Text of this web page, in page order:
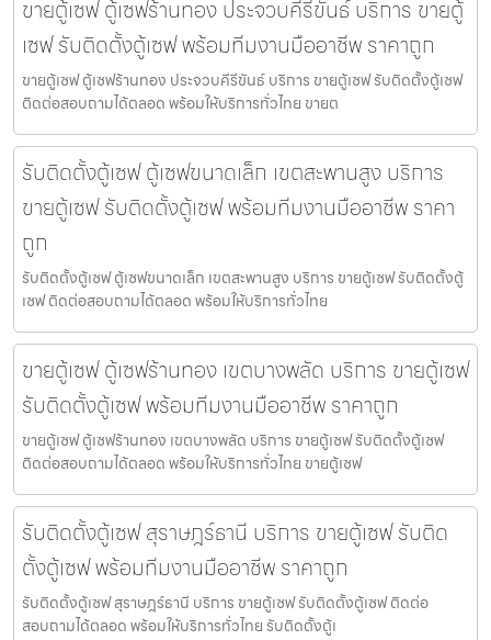
ขายตู้เซฟ ตู้เซฟร้านทอง ประจวบคีรีขันธ์ บริการ ขายตู้
เซฟ รับติดตั้งตู้เซฟ พร้อมทีมงานมืออาชีพ ราคาถูก
ขายตู้เซฟ ตู้เซฟร้านทอง ประจวบคีรีขันธ์ บริการ ขายตู้เซฟ รับติดตั้งตู้เซฟ
ติดต่อสอบถามได้ตลอด พร้อมให้บริการทั่วไทย ขายต
รับติดตั้งตู้เซฟ ตู้เซฟขนาดเล็ก เขตสะพานสูง บริการ
ขายตู้เซฟ รับติดตั้งตู้เซฟ พร้อมทีมงานมืออาชีพ ราคา
ถูก
รับติดตั้งตู้เซฟ ตู้เซฟขนาดเล็ก เขตสะพานสูง บริการ ขายตู้เซฟ รับติดตั้งตู้
เซฟ ติดต่อสอบถามได้ตลอด พร้อมให้บริการทั่วไทย
ขายตู้เซฟ ตู้เซฟร้านทอง เขตบางพลัด บริการ ขายตู้เซฟ
รับติดตั้งตู้เซฟ พร้อมทีมงานมืออาชีพ ราคาถูก
ขายตู้เซฟ ตู้เซฟร้านทอง เขตบางพลัด บริการ ขายตู้เซฟ รับติดตั้งตู้เซฟ
ติดต่อสอบถามได้ตลอด พร้อมให้บริการทั่วไทย ขายตู้เซฟ
รับติดตั้งตู้เซฟ สุราษฎร์ธานี บริการ ขายตู้เซฟ รับติด
ตั้งตู้เซฟ พร้อมทีมงานมืออาชีพ ราคาถูก
รับติดตั้งตู้เซฟ สุราษฎร์ธานี บริการ ขายตู้เซฟ รับติดตั้งตู้เซฟ ติดต่อ
สอบถามได้ตลอด พร้อมให้บริการทั่วไทย รับติดตั้งตู้เ